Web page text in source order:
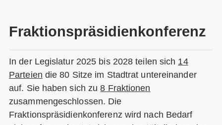
Fraktionspräsidienkonferenz
In der Legislatur 2025 bis 2028 teilen sich 14
Parteien die 80 Sitze im Stadtrat untereinander
auf. Sie haben sich zu8 Fraktionen
zusammengeschlossen. Die
Fraktionspräsidienkonferenz wird nach Bedarf